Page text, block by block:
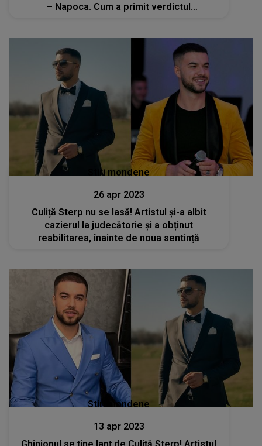
– Napoca. Cum a primit verdictul
Stiri mondene
26 apr 2023
Culiță Sterp nu se lasă! Artistul și-a albit
cazierul la judecătorie și a obținut
reabilitarea, înainte de noua sentință
Stiri mondene
13 apr 2023
Ghinionul se ține lanț de Culiță Sterp! Artistul